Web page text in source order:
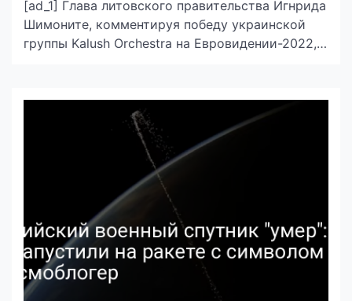
[ad_1] Глава литовского правительства Игнрида
Шимоните, комментируя победу украинской
группы Kalush Orchestra на Евровидении-2022,
поразительной ясностью» – и предоставить
Украине в начале лета статус кандидата на
вступление в Евросоюз. Об этом она написала в
Twitter. Читайте нас в Telegram: проверенные
факты, только важное Премьер Литвы
отметила, что […]